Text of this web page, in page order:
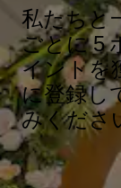
私たちと
ごとに 5
イントを
に登録し
みくださ